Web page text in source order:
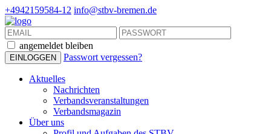
+4942159584-12 info@stbv-bremen.de
angemeldet bleiben
Passwort vergessen?
Aktuelles
Nachrichten
Verbandsveranstaltungen
Verbandsmagazin
Über uns